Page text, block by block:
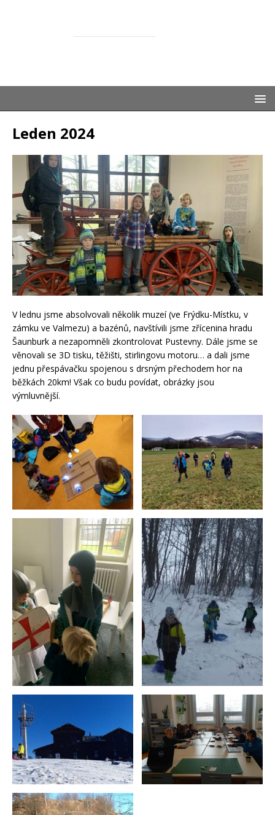
Leden 2024
V lednu jsme absolvovali několik muzeí (ve Frýdku-Místku, v
zámku ve Valmezu) a bazénů, navštívili jsme zřícenina hradu
Šaunburk a nezapomněli zkontrolovat Pustevny. Dále jsme se
věnovali se 3D tisku, těžišti, stirlingovu motoru… a dali jsme
jednu přespávačku spojenou s drsným přechodem hor na
běžkách 20km! Však co budu povídat, obrázky jsou
výmluvnější.